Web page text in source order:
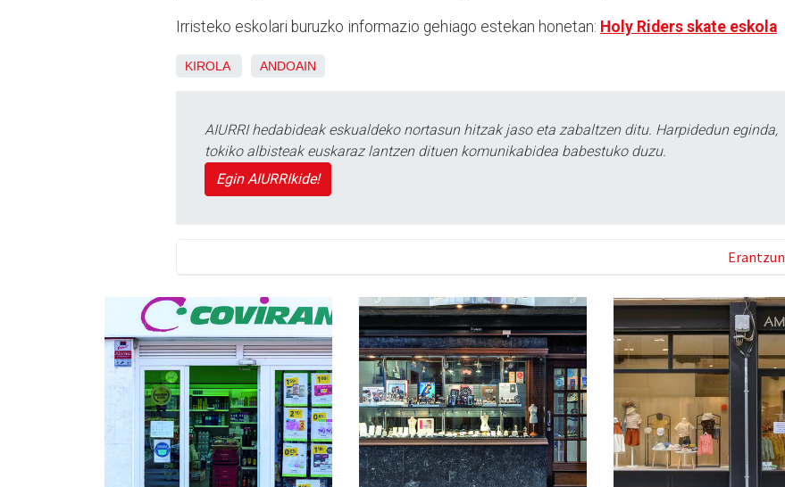
Irristeko eskolari buruzko informazio gehiago estekan honetan: Holy Riders skate eskola
KIROLA ANDOAIN
AIURRI hedabideak eskualdeko nortasun hitzak jaso eta zabaltzen ditu. Harpidedun eginda,
tokiko albisteak euskaraz lantzen dituen komunikabidea babestuko duzu.
Egin AIURRIkide!
Erantzun